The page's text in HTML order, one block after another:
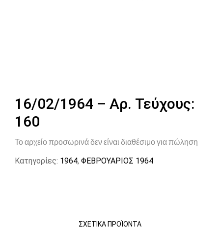
16/02/1964 – Αρ. Τεύχους:
160
Το αρχείο προσωρινά δεν είναι διαθέσιμο για πώληση
Κατηγορίες: 1964, ΦΕΒΡΟΥΑΡΙΟΣ 1964
ΣΧΕΤΙΚΆ ΠΡΟΪΌΝΤΑ